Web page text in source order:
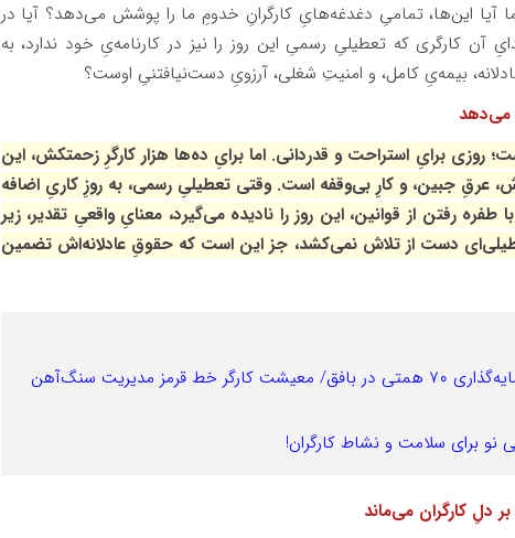
آیا این‌ها، تمامیِ دغدغه‌هایِ کارگرانِ خدومِ ما را پوشش می‌دهد؟ آیا در
کارگری که تعطیلیِ رسمیِ این روز را نیز در کارنامه‌یِ خود ندارد، به
بیمه‌یِ کامل، و امنیتِ شغلی، آرزویِ دست‌نیافتنیِ اوست؟
می‌دهد
روزی برایِ استراحت و قدردانی. اما برایِ ده‌ها هزار کارگرِ زحمتکش، این
عرقِ جبین، و کارِ بی‌وقفه است. وقتی تعطیلیِ رسمی، به روزِ کاریِ اضافه
رفتن از قوانین، این روز را نادیده می‌گیرد، معنایِ واقعیِ تقدیر، زیر
دست از تلاش نمی‌کشد، جز این است که حقوقِ عادلانه‌اش تضمین
پرداخت موفق ۵ همت اوراق مالی؛ سرمایه‌گذاری ۷۰ همتی در بافق/ معیشت کارگر خط قرمز مدیریت سنگ‌آهن
نو برای سلامت و نشاط کارگران!
دلِ کارگران می‌ماند